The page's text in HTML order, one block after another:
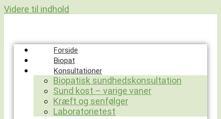
Videre til indhold
Forside
Biopat
Konsultationer
Biopatisk sundhedskonsultation
Sund kost – varige vaner
Kræft og senfølger
Laboratorietest